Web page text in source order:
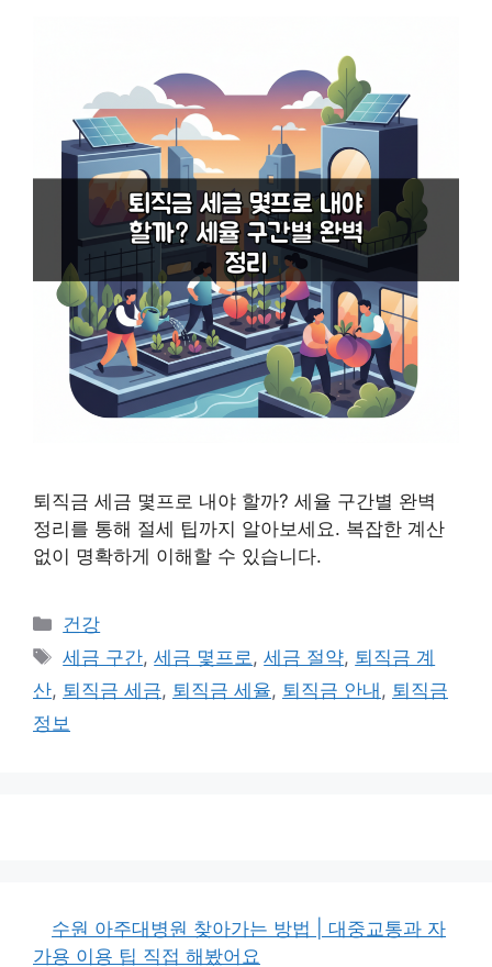
퇴직금 세금 몇프로 내야 할까? 세율 구간별 완벽
정리를 통해 절세 팁까지 알아보세요. 복잡한 계산
없이 명확하게 이해할 수 있습니다.
카
테
고
리
건강
태
그
세금 구간,세금 몇프로 ,세금 절약, 퇴직금 계
산, 퇴직금 세금, 퇴직금 세율, 퇴직금 안내 , 퇴직금
정보
수원 아주대병원 찾아가는 방법 | 대중교통과 자
가용 이용 팁 직접 해봤어요